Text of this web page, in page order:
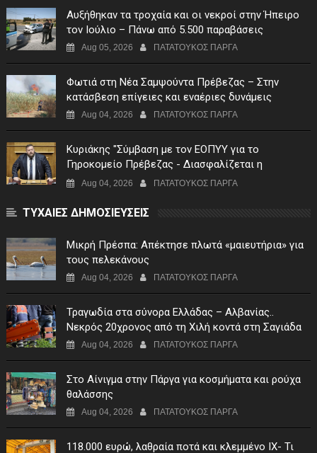
Αυξήθηκαν τα τροχαία και οι νεκροί στην Ήπειρο
τον Ιούλιο – Πάνω από 5.500 παραβάσεις
Aug 05, 2026 ΠΑΤΑΤΟΥΚΟΣ ΠΑΡΓΑ
Φωτιά στη Νέα Σαμψούντα Πρέβεζας – Στην
κατάσβεση επίγειες και εναέριες δυνάμεις
Aug 04, 2026 ΠΑΤΑΤΟΥΚΟΣ ΠΑΡΓΑ
Κυριάκης "Σύμβαση με τον ΕΟΠΥΥ για το
Γηροκομείο Πρέβεζας - Διασφαλίζεται η
χρηματοδότηση της λειτουργίας του"
Aug 04, 2026 ΠΑΤΑΤΟΥΚΟΣ ΠΑΡΓΑ
ΤΥΧΑΙΕΣ ΔΗΜΟΣΙΕΥΣΕΙΣ
Μικρή Πρέσπα: Απέκτησε πλωτά «μαιευτήρια» για
τους πελεκάνους
Aug 04, 2026 ΠΑΤΑΤΟΥΚΟΣ ΠΑΡΓΑ
Τραγωδία στα σύνορα Ελλάδας – Αλβανίας..
Νεκρός 20χρονος από τη Χιλή κοντά στη Σαγιάδα
Aug 04, 2026 ΠΑΤΑΤΟΥΚΟΣ ΠΑΡΓΑ
Στο Αίνιγμα στην Πάργα για κοσμήματα και ρούχα
θαλάσσης
Aug 04, 2026 ΠΑΤΑΤΟΥΚΟΣ ΠΑΡΓΑ
118.000 ευρώ, λαθραία ποτά και κλεμμένο ΙΧ- Τι